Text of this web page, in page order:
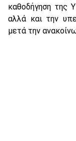
καθοδήγηση της
αλλά και την
μετά την